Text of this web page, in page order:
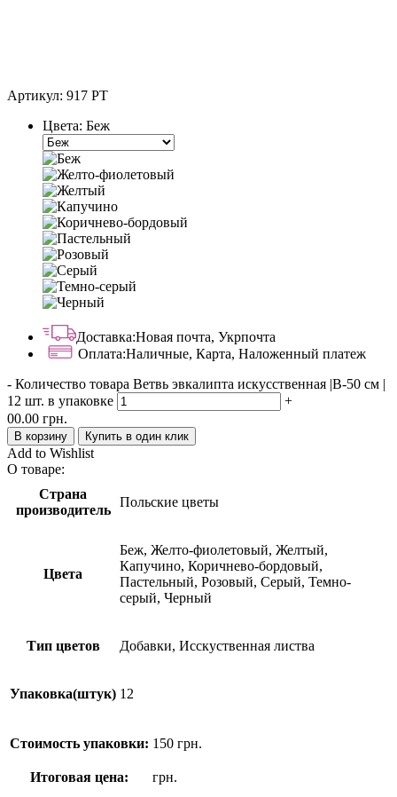
Артикул: 917 PT
Цвета: Беж
Доставка:Новая почта, Укрпочта
Оплата:Наличные, Карта, Наложенный платеж
- Количество товара Ветвь эвкалипта искусственная |В-50 см |
12 шт. в упаковке
+
00.00 грн.
В корзину Купить в один клик
Add to Wishlist
О товаре:
Страна
производитель
Польские цветы
Цвета
Беж, Желто-фиолетовый, Желтый,
Капучино, Коричнево-бордовый,
Пастельный, Розовый, Серый, Темно-
серый, Черный
Тип цветов Добавки, Исскуственная листва
Упаковка(штук) 12
Стоимость упаковки: 150 грн.
Итоговая цена: грн.